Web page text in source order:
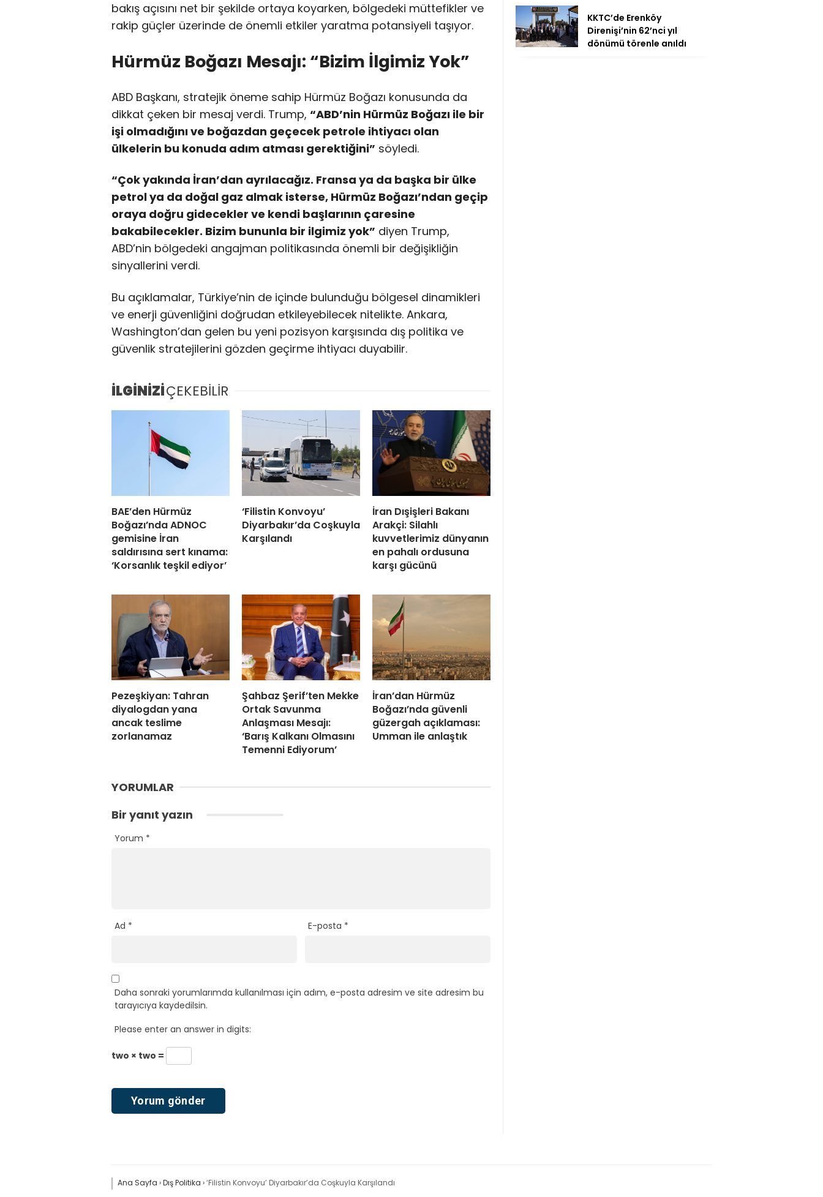
bakış açısını net bir şekilde ortaya koyarken, bölgedeki müttefikler ve
rakip güçler üzerinde de önemli etkiler yaratma potansiyeli taşıyor.
Hürmüz Boğazı Mesajı: “Bizim İlgimiz Yok”
ABD Başkanı, stratejik öneme sahip Hürmüz Boğazı konusunda da
dikkat çeken bir mesaj verdi. Trump, “ABD’nin Hürmüz Boğazı ile bir
işi olmadığını ve boğazdan geçecek petrole ihtiyacı olan
ülkelerin bu konuda adım atması gerektiğini” söyledi.
“Çok yakında İran’dan ayrılacağız. Fransa ya da başka bir ülke
petrol ya da doğal gaz almak isterse, Hürmüz Boğazı’ndan geçip
oraya doğru gidecekler ve kendi başlarının çaresine
bakabilecekler. Bizim bununla bir ilgimiz yok” diyen Trump,
ABD’nin bölgedeki angajman politikasında önemli bir değişikliğin
sinyallerini verdi.
Bu açıklamalar, Türkiye’nin de içinde bulunduğu bölgesel dinamikleri
ve enerji güvenliğini doğrudan etkileyebilecek nitelikte. Ankara,
Washington’dan gelen bu yeni pozisyon karşısında dış politika ve
güvenlik stratejilerini gözden geçirme ihtiyacı duyabilir.
İLGİNİZİÇEKEBİLİR
BAE’den Hürmüz
Boğazı’nda ADNOC
gemisine İran
saldırısına sert kınama:
‘Korsanlık teşkil ediyor’
‘Filistin Konvoyu’
Diyarbakır’da Coşkuyla
Karşılandı
İran Dışişleri Bakanı
Arakçi: Silahlı
kuvvetlerimiz dünyanın
en pahalı ordusuna
karşı gücünü
Pezeşkiyan: Tahran
diyalogdan yana
ancak teslime
zorlanamaz
Şahbaz Şerif’ten Mekke
Ortak Savunma
Anlaşması Mesajı:
‘Barış Kalkanı Olmasını
Temenni Ediyorum’
İran’dan Hürmüz
Boğazı’nda güvenli
güzergah açıklaması:
Umman ile anlaştık
YORUMLAR
Bir yanıt yazın
Yorum *
Ad * E-posta *
Daha sonraki yorumlarımda kullanılması için adım, e-posta adresim ve site adresim bu
tarayıcıya kaydedilsin.
Please enter an answer in digits:
two × two =
KKTC’de Erenköy
Direnişi’nin 62’nci yıl
dönümü törenle anıldı
Ana Sayfa ›Dış Politika ›‘Filistin Konvoyu’ Diyarbakır’da Coşkuyla Karşılandı